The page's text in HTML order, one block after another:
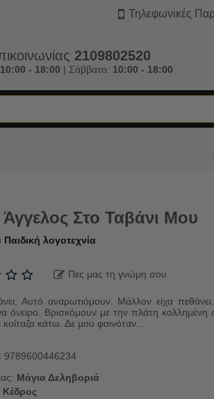
Τηλεφωνικές
2109802520
10:00 - 18:00 | Σάββατο: 10:00 - 18:00
Στο Ταβάνι Μου
Παιδική λογοτεχνία
Πες μας τη γνώμη σου
Αυτό αναρωτιόμουν. Μάλλον είχα
όνειρο. Βρισκόμουν με την πλάτη κολλημένη
κοίταζα κάτω. Δε μου φαινόταν...
9789600446234
Μάγια Δεληβοριά
Κέδρος